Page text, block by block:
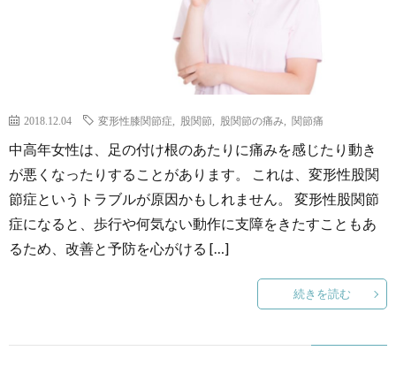
2018.12.04 変形性膝関節症 股関節 股関節の痛み 関節痛
中高年女性は、足の付け根のあたりに痛みを感じたり動き
が悪くなったりすることがあります。 これは、変形性股関
節症というトラブルが原因かもしれません。 変形性股関節
症になると、歩行や何気ない動作に支障をきたすこともあ
るため、改善と予防を心がける […]
続きを読む